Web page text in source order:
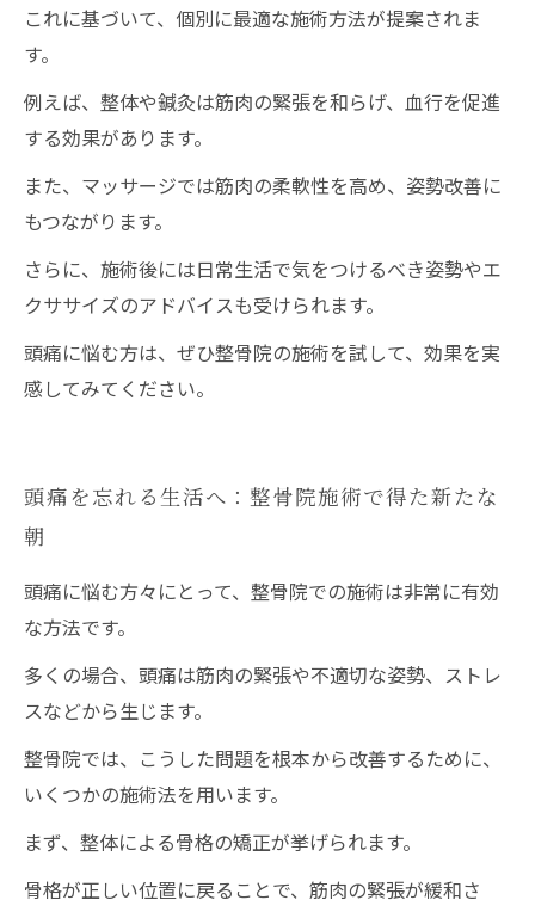
これに基づいて、個別に最適な施術方法が提案されま
す。
例えば、整体や鍼灸は筋肉の緊張を和らげ、血行を促進
する効果があります。
また、マッサージでは筋肉の柔軟性を高め、姿勢改善に
もつながります。
さらに、施術後には日常生活で気をつけるべき姿勢やエ
クササイズのアドバイスも受けられます。
頭痛に悩む方は、ぜひ整骨院の施術を試して、効果を実
感してみてください。
頭痛を忘れる生活へ：整骨院施術で得た新たな
朝
頭痛に悩む方々にとって、整骨院での施術は非常に有効
な方法です。
多くの場合、頭痛は筋肉の緊張や不適切な姿勢、ストレ
スなどから生じます。
整骨院では、こうした問題を根本から改善するために、
いくつかの施術法を用います。
まず、整体による骨格の矯正が挙げられます。
骨格が正しい位置に戻ることで、筋肉の緊張が緩和さ